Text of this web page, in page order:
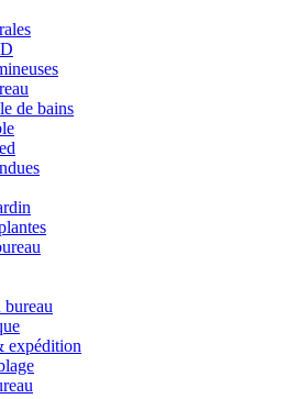
de bains
bureau
expédition